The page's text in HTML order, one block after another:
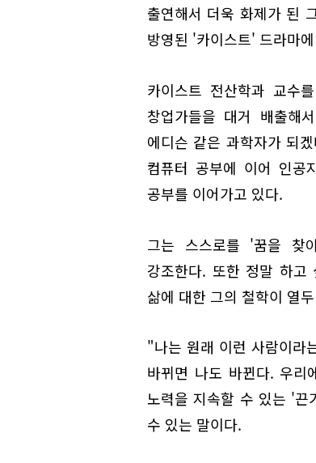
출연해서 더욱 화제가 된
방영된 '카이스트' 드라마
카이스트 전산학과 교수
창업가들을 대거 배출해
에디슨 같은 과학자가 되
컴퓨터 공부에 이어 인공
공부를 이어가고 있다.
그는 스스로를 '꿈을 찾
강조한다. 또한 정말 하
삶에 대한 그의 철학이 열
"나는 원래 이런 사람이라
바뀌면 나도 바뀐다. 우
노력을 지속할 수 있는 '끈
수 있는 말이다.